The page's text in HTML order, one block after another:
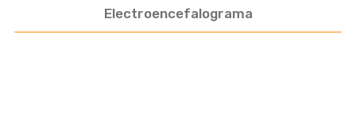
Electroencefalograma